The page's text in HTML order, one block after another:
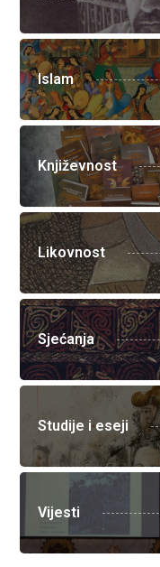
Islam
Književnost
Likovnost
Sjećanja
Studije i eseji
Vijesti